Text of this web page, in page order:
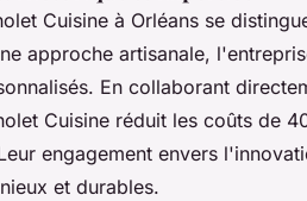
Cuisine à Orléans se
approche artisanale,
En collaborant
Cuisine réduit les coûts de
engagement envers
et durables.